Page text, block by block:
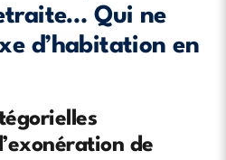
Qui ne
d’habitation en
de